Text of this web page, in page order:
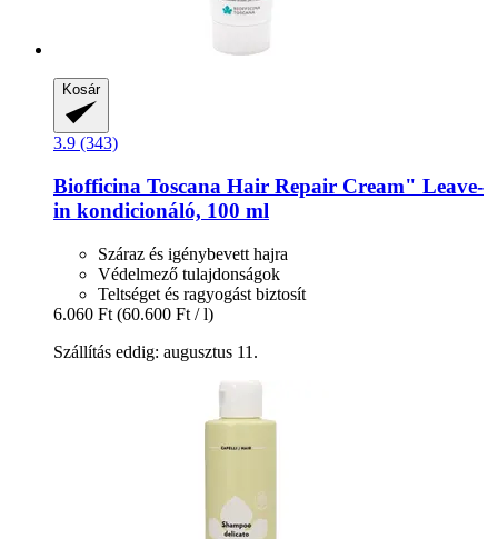
Kosár
3.9 (343)
Biofficina Toscana Hair Repair Cream" Leave-​
in kondicionáló, 100 ml
Száraz és igénybevett hajra
Védelmező tulajdonságok
Teltséget és ragyogást biztosít
6.060 Ft (60.600 Ft / l)
Szállítás eddig: augusztus 11.